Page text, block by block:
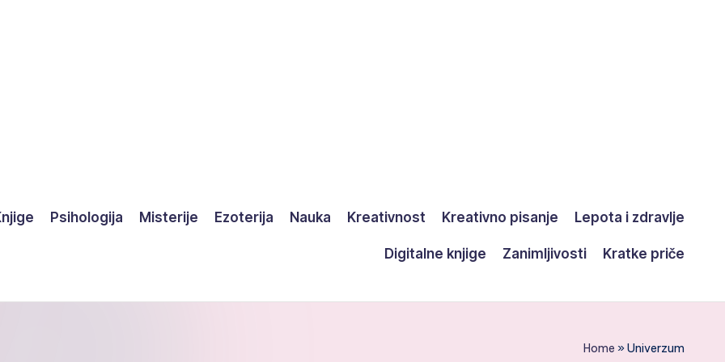
Psihologija Misterije Ezoterija Nauka Kreativnost Kreativno pisanje Lepota i zdravlje
Digitalne knjige Zanimljivosti Kratke priče
Home »Univerzum